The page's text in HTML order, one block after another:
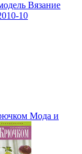
Вязание
10
Мода и